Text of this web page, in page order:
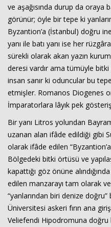
ve aşağısında durup da oraya
görünür; öyle bir tepe ki
Byzantion’a (İstanbul) doğru
yanı ile batı yanı ise her
sürekli olarak akan yazın
deresi vardır ama tümüyle bitki
insan sanır ki oduncular bu
etmişler. Romanos Diogenes
İmparatorlara lâyık pek
Bir yanı Litros yolundan
uzanan alan ifâde edildiği gibi
olarak ifâde edilen
Bölgedeki bitki örtüsü ve
kapattığı göz önüne
edilen manzarayı tam olarak
“yanlarından biri denize doğru”
Üniversitesi askeri fırın ana
Veliefendi Hipodromuna